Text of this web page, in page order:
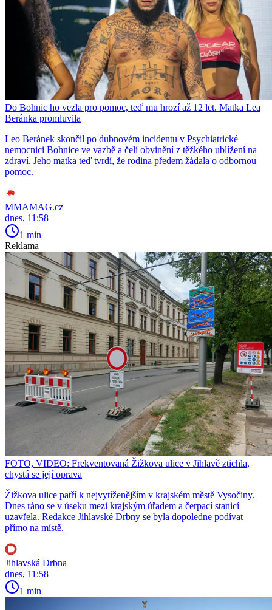
Do Bohnic ho vezla pro pomoc, teď mu hrozí až 12 let. Matka Lea
Beránka promluvila
Leo Beránek skončil po dubnovém incidentu v Psychiatrické
nemocnici Bohnice ve vazbě a čelí obvinění z těžkého ublížení na
zdraví. Jeho matka teď tvrdí, že rodina předem žádala o odbornou
pomoc.
MMAMAG.cz
dnes, 11:58
1 min
Reklama
FOTO, VIDEO: Frekventovaná Žižkova ulice v Jihlavě ztichla,
chystá se její oprava
Žižkova ulice patří k nejvytíženějším v krajském městě Vysočiny.
Dnes ráno se v úseku mezi krajským úřadem a čerpací stanicí
uzavřela. Redakce Jihlavské Drbny se byla dopoledne podívat
přímo na místě.
Jihlavská Drbna
dnes, 11:58
1 min